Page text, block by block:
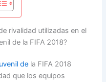
rivalidad utilizadas en el
de la FIFA 2018?
de la FIFA 2018
que los equipos